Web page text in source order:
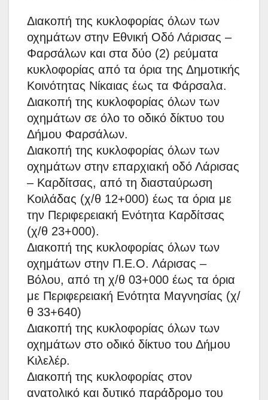
Διακοπή της κυκλοφορίας όλων των
οχημάτων στην Εθνική Οδό Λάρισας –
Φαρσάλων και στα δύο (2) ρεύματα
κυκλοφορίας από τα όρια της Δημοτικής
Κοινότητας Νίκαιας έως τα Φάρσαλα.
Διακοπή της κυκλοφορίας όλων των
οχημάτων σε όλο το οδικό δίκτυο του
Δήμου Φαρσάλων.
Διακοπή της κυκλοφορίας όλων των
οχημάτων στην επαρχιακή οδό Λάρισας
– Καρδίτσας, από τη διασταύρωση
Κοιλάδας (χ/θ 12+000) έως τα όρια με
την Περιφερειακή Ενότητα Καρδίτσας
(χ/θ 23+000).
Διακοπή της κυκλοφορίας όλων των
οχημάτων στην Π.Ε.Ο. Λάρισας –
Βόλου, από τη χ/θ 03+000 έως τα όρια
με Περιφερειακή Ενότητα Μαγνησίας (χ/
θ 33+640)
Διακοπή της κυκλοφορίας όλων των
οχημάτων στο οδικό δίκτυο του Δήμου
Κιλελέρ.
Διακοπή της κυκλοφορίας στον
ανατολικό και δυτικό παράδρομο του